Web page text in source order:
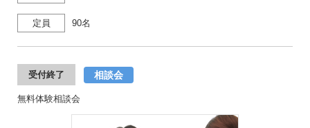
定員 90名
受付終了 相談会
無料体験相談会